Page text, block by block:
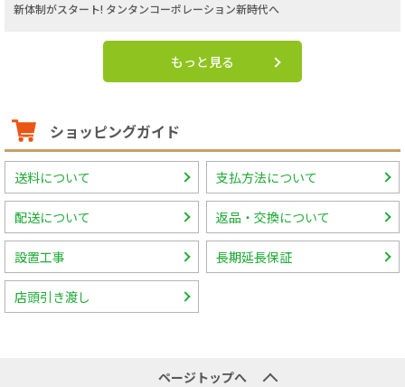
新体制がスタート! タンタンコーポレーション新時代へ
もっと見る
ショッピングガイド
送料について 支払方法について
配送について 返品・交換について
設置工事 長期延長保証
店頭引き渡し
ページトップへ